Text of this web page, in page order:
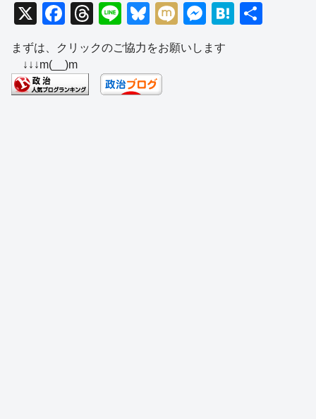
X
F
a
c
e
b
T
hr
e
a
d
Li
n
e
Bl
u
e
sk
y
M
ixi
M
e
ss
H
まずは、クリックのご協力をお願いします
↓↓↓m(__)m